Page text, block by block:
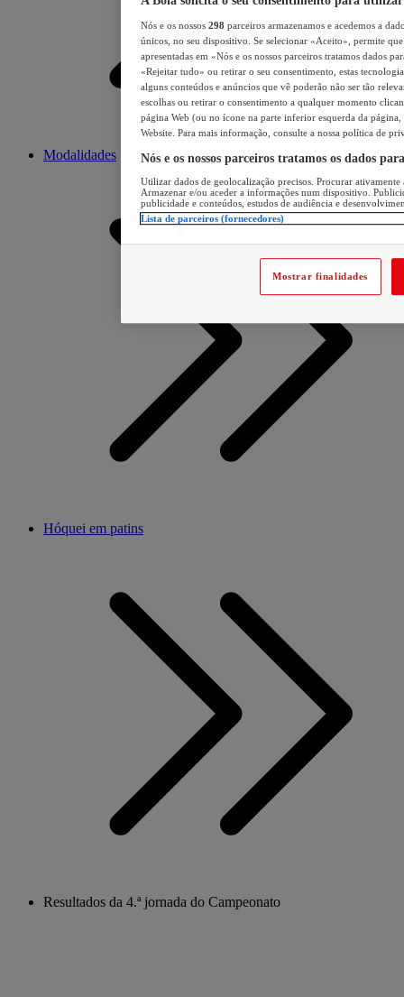
Modalidades
Hóquei em patins
Resultados da 4.ª jornada do Campeonato
Nós e os nossos 298 parceiros armazenamos e acedemos a
únicos, no seu dispositivo. Se selecionar «Aceito», permite
apresentadas em «Nós e os nossos parceiros tratamos dados
«Rejeitar tudo» ou retirar o seu consentimento, estas
alguns conteúdos e anúncios que vê poderão não ser tão
escolhas ou retirar o consentimento a qualquer momento
página Web (ou no ícone na parte inferior esquerda da página,
Website. Para mais informação, consulte a nossa política de
Nós e os nossos parceiros tratamos os dados
Utilizar dados de geolocalização precisos. Procurar
Armazenar e/ou aceder a informações num dispositivo.
publicidade e conteúdos, estudos de audiência e
Lista de parceiros (fornecedores)
Mostrar finalidades